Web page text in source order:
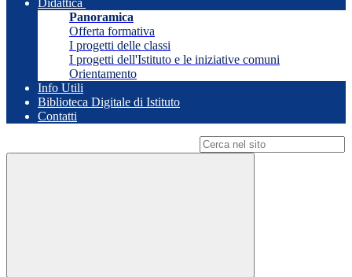
Didattica
Panoramica
Offerta formativa
I progetti delle classi
I progetti dell'Istituto e le iniziative comuni
Orientamento
Info Utili
Biblioteca Digitale di Istituto
Contatti